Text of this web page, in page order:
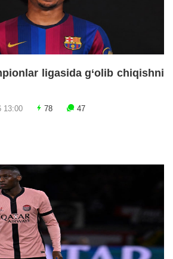
ligasida g‘olib chiqishni
13:00 78 47